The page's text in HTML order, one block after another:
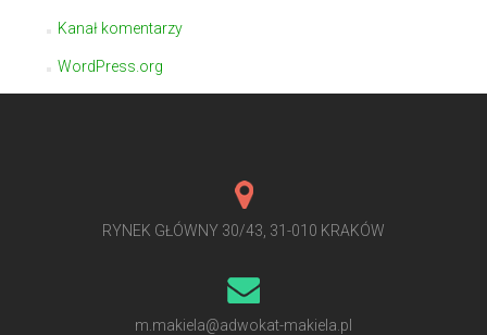
Kanał komentarzy
WordPress.org
RYNEK GŁÓWNY 30/43, 31-010 KRAKÓW
m.makiela@adwokat-makiela.pl